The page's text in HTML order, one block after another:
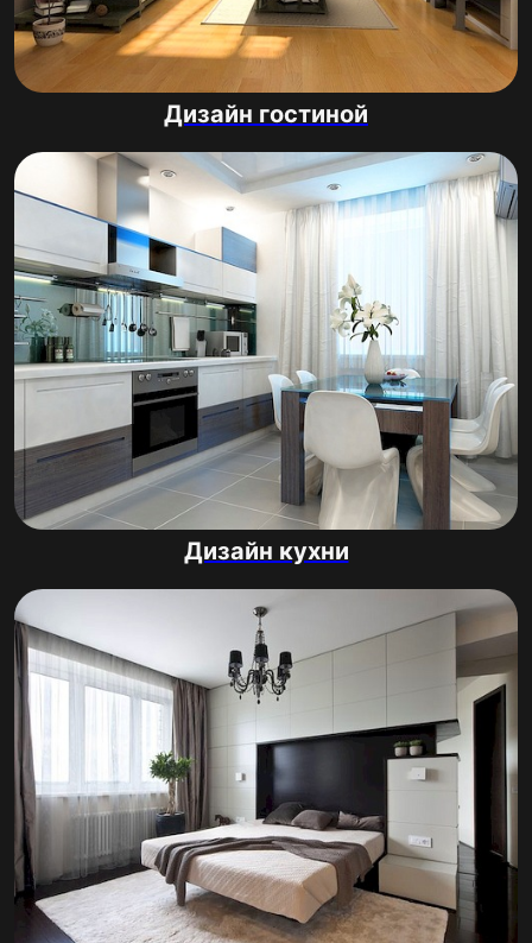
Дизайн гостиной
Дизайн кухни